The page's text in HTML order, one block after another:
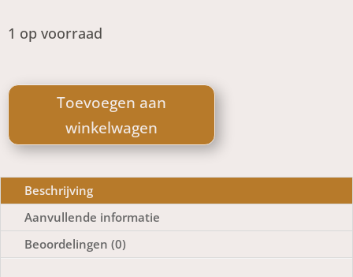
1 op voorraad
Shirt
Mosgroen
Toevoegen aan
winkelwagen
Beschrijving
Aanvullende informatie
Beoordelingen (0)